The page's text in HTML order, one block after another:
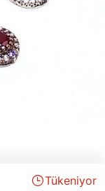
Tükeniyor